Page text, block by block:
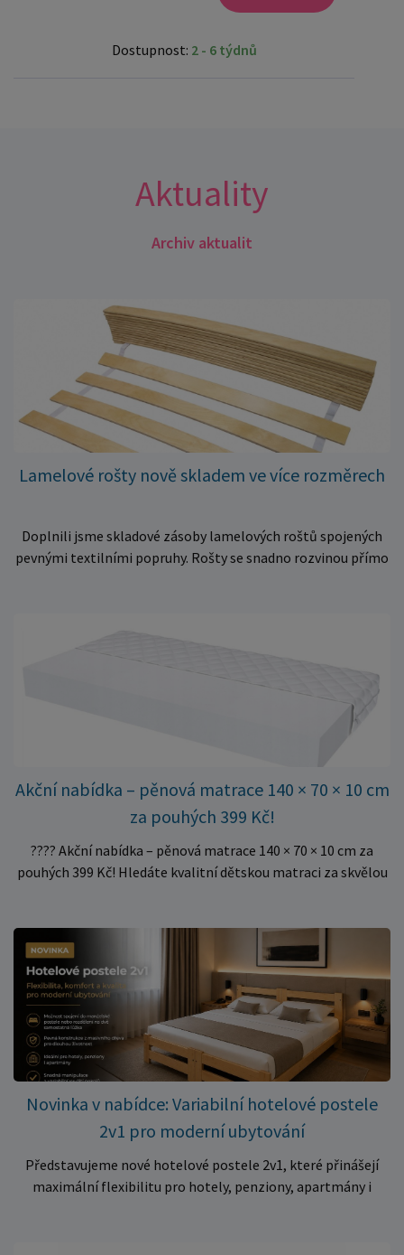
Dostupnost: 2 - 6 týdnů
Aktuality
Archiv aktualit
Lamelové rošty nově skladem ve více rozměrech
Doplnili jsme skladové zásoby lamelových roštů spojených
pevnými textilními popruhy. Rošty se snadno rozvinou přímo
množství kusů, proto můžeme objednávky rychle expedovat.
Vyberte si vhodný rozměr a dopřejte své matraci kvalitní
podklad za výhodnou cenu.
Akční nabídka – pěnová matrace 140 × 70 × 10 cm
za pouhých 399 Kč!
???? Akční nabídka – pěnová matrace 140 × 70 × 10 cm za
pouhých 399 Kč! Hledáte kvalitní dětskou matraci za skvělou
✅ Pohodlné pěnové jádro pro komfortní spánek dítěte ✅
Skvělá volba do dětských postýlek ✅ Výjimečně výhodná cena
– jen 399 Kč Využijte této mimořádné nabídky a pořiďte
kvalitní matraci za cenu, která patří k nejvýhodnějším na
trhu. Akce platí pouze do vyprodání zásob. Nakupujte chytře a
ušetřete!
Novinka v nabídce: Variabilní hotelové postele
2v1 pro moderní ubytování
Představujeme nové hotelové postele 2v1, které přinášejí
maximální flexibilitu pro hotely, penziony, apartmány i